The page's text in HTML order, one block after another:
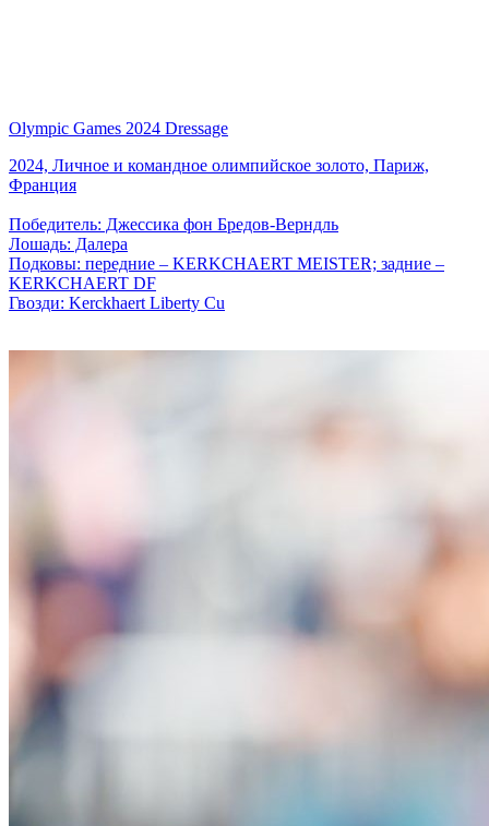
Olympic Games 2024 Dressage
2024, Личное и командное олимпийское золото, Париж,
Франция
Победитель: Джессика фон Бредов-Верндль
Лошадь: Далера
Подковы: передние – KERKCHAERT MEISTER; задние –
KERKCHAERT DF
Гвозди: Kerckhaert Liberty Cu